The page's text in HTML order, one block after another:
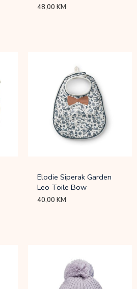
48,00KM
Elodie Siperak Garden
Leo Toile Bow
40,00KM